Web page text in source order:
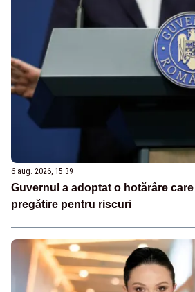
6 aug. 2026, 15:39
Guvernul a adoptat o hotărâre
pregătire pentru riscuri